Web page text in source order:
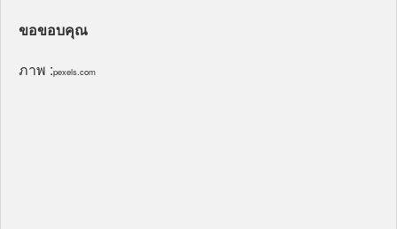
ขอขอบคุณ
ภาพ :pexels.com